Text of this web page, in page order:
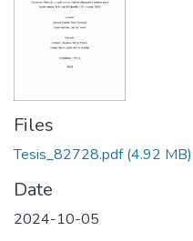
Files
Tesis_82728.pdf(4.92 MB)
Date
2024-10-05